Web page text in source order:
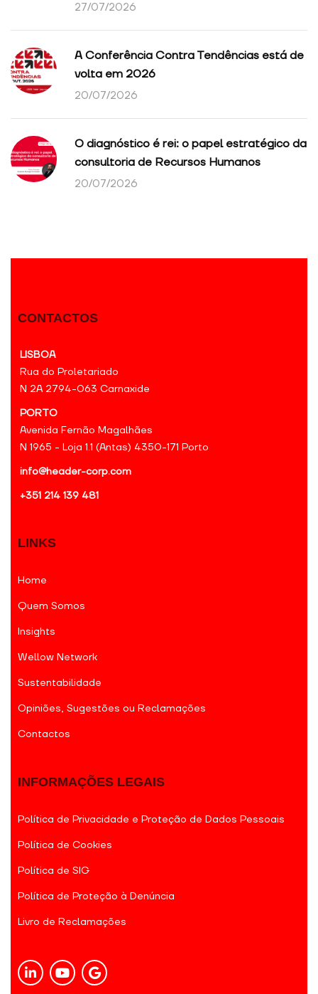
27/07/2026
A Conferência Contra Tendências está de
volta em 2026
20/07/2026
O diagnóstico é rei: o papel estratégico da
consultoria de Recursos Humanos
20/07/2026
CONTACTOS
LISBOA
Rua do Proletariado
N 2A 2794-063 Carnaxide
PORTO
Avenida Fernão Magalhães
N 1965 - Loja 1.1 (Antas) 4350-171 Porto
info@header-corp.com
+351 214 139 481
LINKS
Home
Quem Somos
Insights
Wellow Network
Sustentabilidade
Opiniões, Sugestões ou Reclamações
Contactos
INFORMAÇÕES LEGAIS
Política de Privacidade e Proteção de Dados Pessoais
Política de Cookies
Política de SIG
Política de Proteção à Denúncia
Livro de Reclamações